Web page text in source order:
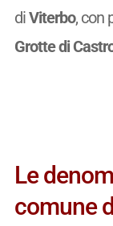
diViterbo, con
Grotte di
Le
comune